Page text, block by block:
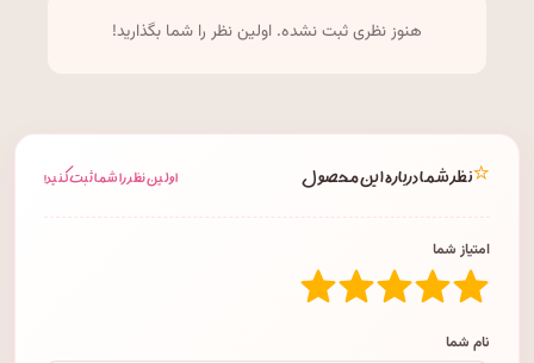
هنوز نظری ثبت نشده. اولین نظر را شما بگذارید!
⭐نظر شما درباره این محصول اولین نظر را شما ثبت کنید!
امتیاز شما
نام شما